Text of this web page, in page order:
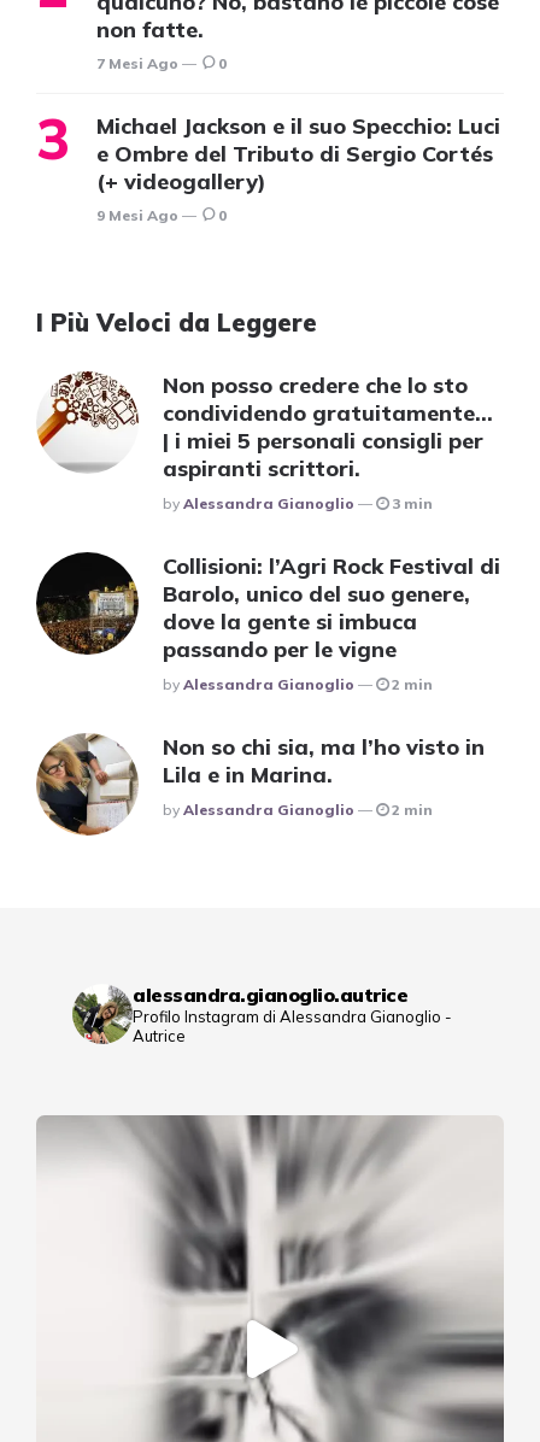
non fatte.
7 Mesi Ago 0
Michael Jackson e il suo Specchio: Luci
e Ombre del Tributo di Sergio Cortés
(+ videogallery)
9 Mesi Ago 0
I Più Veloci da Leggere
Non posso credere che lo sto
condividendo gratuitamente…
| i miei 5 personali consigli per
aspiranti scrittori.
Posted
By Alessandra Gianoglio 3 min
Collisioni: l’Agri Rock Festival di
Barolo, unico del suo genere,
dove la gente si imbuca
passando per le vigne
Posted
By Alessandra Gianoglio 2 min
Non so chi sia, ma l’ho visto in
Lila e in Marina.
Posted
By Alessandra Gianoglio 2 min
alessandra.gianoglio.autrice
Profilo Instagram di Alessandra Gianoglio -
Autrice